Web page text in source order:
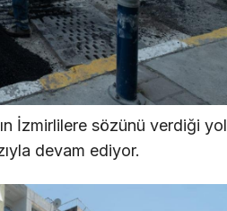
İzmirlilere sözünü verdiği yol
devam ediyor.